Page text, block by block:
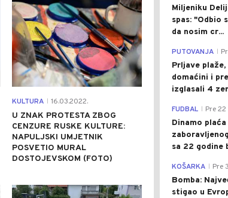
KULTURA 16.03.2022.
U ZNAK PROTESTA ZBOG
CENZURE RUSKE KULTURE:
NAPULJSKI UMJETNIK
POSVETIO MURAL
DOSTOJEVSKOM (FOTO)
1
Miljeniku
spas: "Odbio
da nosim cr...
PUTOVANJA
Prljave
domaćini i
izglasali 4
FUDBAL Pre
Dinamo
sa 22 godine
KOŠARKA Pre
Bomba:
stigao u